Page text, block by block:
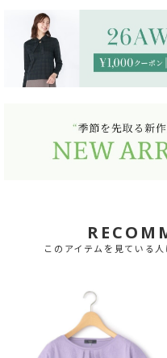
このアイテムを見ている